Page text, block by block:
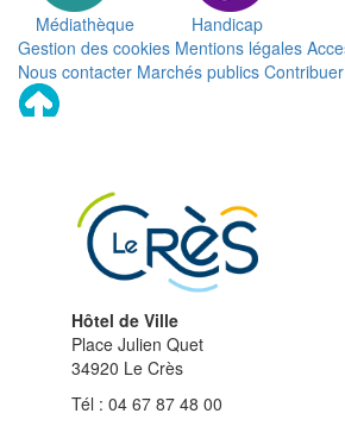
Médiathèque
Handicap
Gestion des cookies Mentions légales
Nous contacter Marchés publics Contribuer
Remonter
Hôtel de Ville
Place Julien Quet
34920 Le Crès
Tél : 04 67 87 48 00